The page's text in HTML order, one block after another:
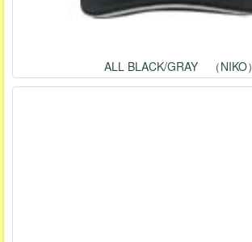
ALL BLACK/GRAY （NIKO）